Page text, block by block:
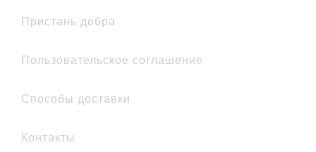
Пристань добра
Пользовательское соглашение
Способы доставки
Контакты